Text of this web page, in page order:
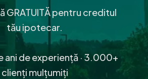
GRATUITĂ pentru creditul
tău ipotecar.
ani de experiență · 3.000+
clienți mulțumiți